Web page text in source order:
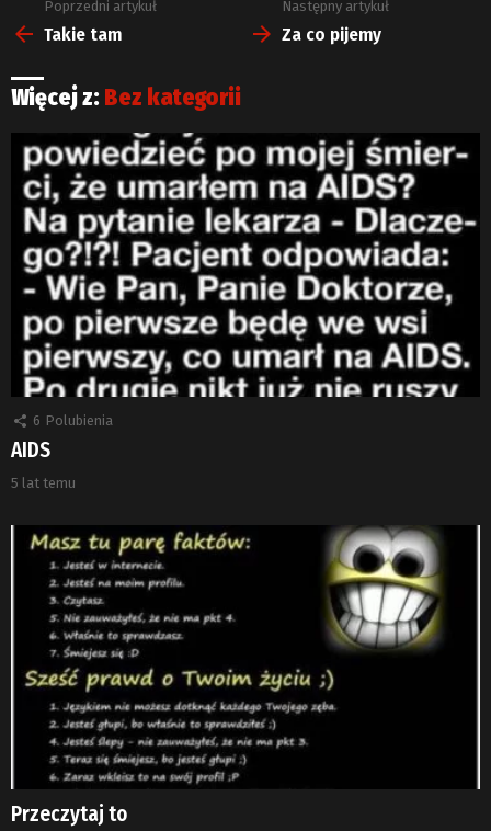
Zobacz
więcej
Poprzedni artykuł
Takie tam
Następny artykuł
Za co pijemy
Więcej z: Bez kategorii
6 Polubienia
AIDS
5 lat temu
Przeczytaj to